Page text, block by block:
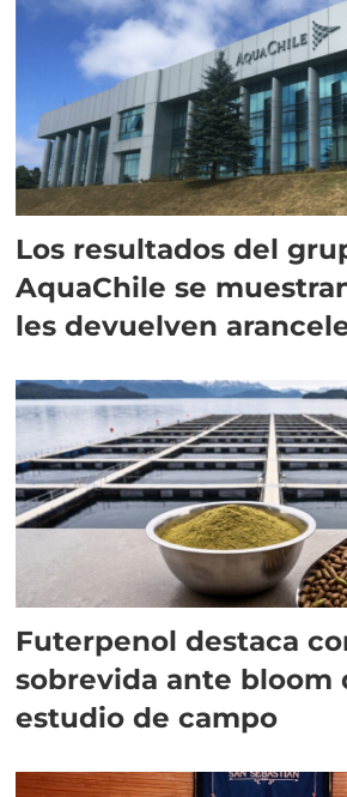
Los resultados del
AquaChile se
les devuelven
Futerpenol destaca
sobrevida ante bloom
estudio de campo